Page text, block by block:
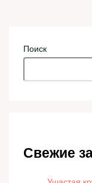
Поиск
Свежие